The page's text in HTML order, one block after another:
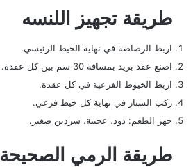
طريقة تجهيز اللنسه
اربط الرصاصة في نهاية الخيط الرئيسي.
اصنع عقد بريد بمسافة 30 سم بين كل عقدة.
اربط الخيوط الفرعية في كل عقدة.
ركب السنار في نهاية كل خيط فرعي.
جهز الطعم: دود، عجينة، سردين صغير.
طريقة الرمي الصحيحة